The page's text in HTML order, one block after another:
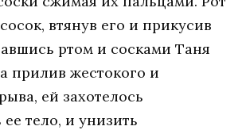
втянув его и прикусив
ртом и сосками Таня
прилив жестокого и
ей захотелось
тело, и унизить